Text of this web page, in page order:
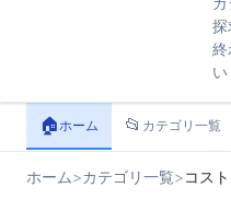
探
終
い
🏠ホーム 📂 カテゴリ一覧
ホーム>カテゴリ一覧>コス